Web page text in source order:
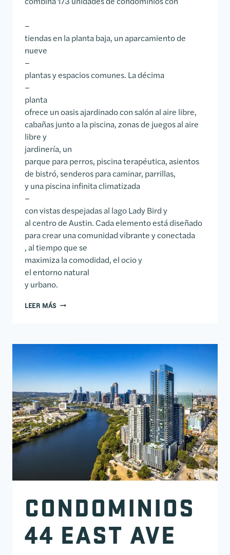
–
tiendas en la planta baja, un aparcamiento de
nueve
–
plantas y espacios comunes. La décima
–
planta
ofrece un oasis ajardinado con salón al aire libre,
cabañas junto a la piscina, zonas de juegos al aire
libre y
jardinería, un
parque para perros, piscina terapéutica, asientos
de bistró, senderos para caminar, parrillas,
y una piscina infinita climatizada
–
con vistas despejadas al lago Lady Bird y
al centro de Austin. Cada elemento está diseñado
para crear una comunidad vibrante y conectada
, al tiempo que se
maximiza la comodidad, el ocio y
el entorno natural
y urbano.
LEER MÁS 70 RAINEY STREET RESIDENCES TOWER
CONDOMINIOS
44 EAST AVE